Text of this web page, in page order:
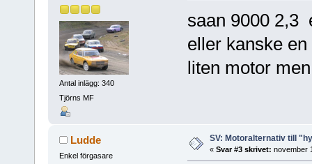
Antal inlägg: 340
Tjörns MF
saan 9000 2,3
eller kanske
liten motor
Ludde
Enkel förgasare
SV: Motoralternativ till
« Svar #3 skrivet: november